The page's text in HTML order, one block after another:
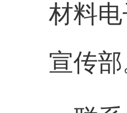
材料
宣传部